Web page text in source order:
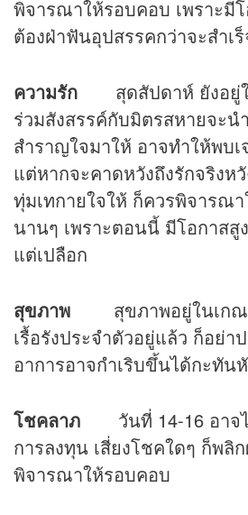
พิจารณาให้รอบคอบ เพราะมี
ต้องฝ่าฟันอุปสรรคกว่าจะสำเ
ความรัก สุดสัปดาห์ ยังอยู่
ร่วมสังสรรค์กับมิตรสหายจะ
สำราญใจมาให้ อาจทำให้พบ
แต่หากจะคาดหวังถึงรักจริงห
ทุ่มเทกายใจให้ ก็ควรพิจารณ
นานๆ เพราะตอนนี้ มีโอกาสสู
แต่เปลือก
สุขภาพ สุขภาพอยู่ในเกณ
เรื้อรังประจำตัวอยู่แล้ว ก็อย่า
อาการอาจกำเริบขึ้นได้กะทัน
โชคลาภ วันที่ 14-16 อาจ
การลงทุน เสี่ยงโชคใดๆ ก็พ
พิจารณาให้รอบคอบ